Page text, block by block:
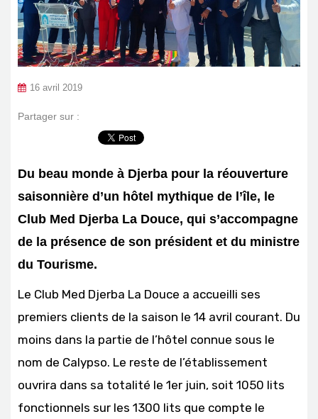
16 avril 2019
Partager sur :
Du beau monde à Djerba pour la réouverture
saisonnière d’un hôtel mythique de l’île, le
Club Med Djerba La Douce, qui s’accompagne
de la présence de son président et du ministre
du Tourisme.
Le Club Med Djerba La Douce a accueilli ses
premiers clients de la saison le 14 avril courant. Du
moins dans la partie de l’hôtel connue sous le
nom de Calypso. Le reste de l’établissement
ouvrira dans sa totalité le 1er juin, soit 1050 lits
fonctionnels sur les 1300 lits que compte le